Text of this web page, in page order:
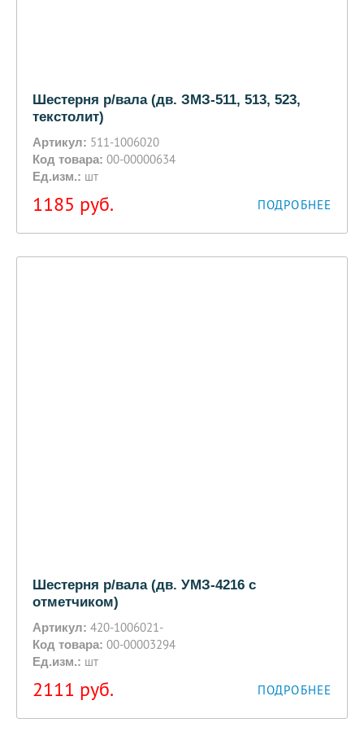
Шестерня р/вала (дв. ЗМЗ-511, 513, 523,
текстолит)
Артикул: 511-1006020
Код товара: 00-00000634
Ед.изм.: шт
1185 руб. ПОДРОБНЕЕ
Шестерня р/вала (дв. УМЗ-4216 с
отметчиком)
Артикул: 420-1006021-
Код товара: 00-00003294
Ед.изм.: шт
2111 руб. ПОДРОБНЕЕ